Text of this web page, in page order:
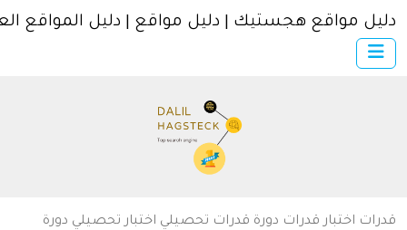
× الرئيسية
اتصل بنا
تسجيل
دخول
مواقع هجستيك | دليل مواقع | دليل المواقع العربية
اختبار قدرات دورة قدرات تحصيلي اختبار تحصيلي دورة